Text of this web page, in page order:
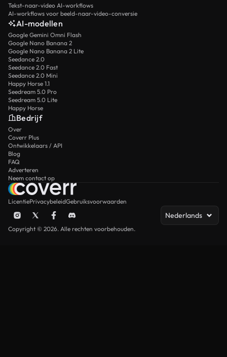
Tekst-naar-video AI-workflows
AI-workflows voor beeld-naar-video-conversie
AI-modellen
Google Gemini Omni Flash
Google Nano Banana 2
Google Nano Banana 2 Lite
Seedance 2.0
Seedance 2.0 Fast
Seedance 2.0 Mini
Happy Horse 1.1
Seedream 5.0 Pro
Seedream 5.0 Lite
Happy Horse
Bedrijf
Over
Coverr Plus
Ontwikkelaars / API
Blog
FAQ
Adverteren
Neem contact op
LicentiePrivacybeleidGebruiksvoorwaarden
Nederlands
Copyright © 2026. Alle rechten voorbehouden.